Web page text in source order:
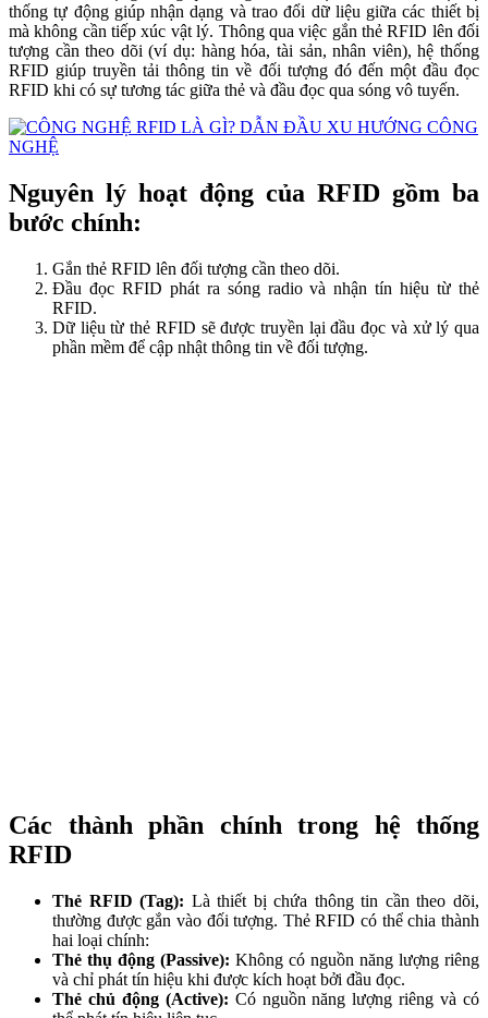
thống tự động giúp nhận dạng và trao đổi dữ liệu giữa các thiết bị
mà không cần tiếp xúc vật lý. Thông qua việc gắn thẻ RFID lên đối
tượng cần theo dõi (ví dụ: hàng hóa, tài sản, nhân viên), hệ thống
RFID giúp truyền tải thông tin về đối tượng đó đến một đầu đọc
RFID khi có sự tương tác giữa thẻ và đầu đọc qua sóng vô tuyến.
Nguyên lý hoạt động của RFID gồm ba
bước chính:
Gắn thẻ RFID lên đối tượng cần theo dõi.
Đầu đọc RFID phát ra sóng radio và nhận tín hiệu từ thẻ
RFID.
Dữ liệu từ thẻ RFID sẽ được truyền lại đầu đọc và xử lý qua
phần mềm để cập nhật thông tin về đối tượng.
Các thành phần chính trong hệ thống
RFID
Thẻ RFID (Tag): Là thiết bị chứa thông tin cần theo dõi,
thường được gắn vào đối tượng. Thẻ RFID có thể chia thành
hai loại chính:
Thẻ thụ động (Passive): Không có nguồn năng lượng riêng
và chỉ phát tín hiệu khi được kích hoạt bởi đầu đọc.
Thẻ chủ động (Active): Có nguồn năng lượng riêng và có